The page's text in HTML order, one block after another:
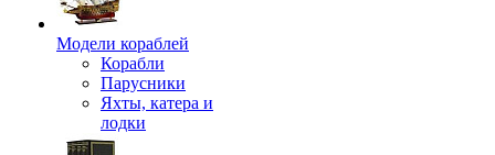
Модели кораблей
Корабли
Парусники
Яхты, катера и
лодки